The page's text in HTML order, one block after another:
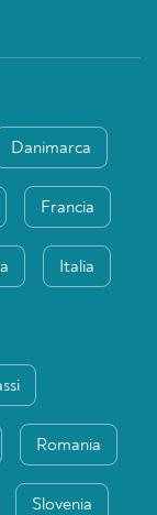
Danimarca
Francia
Italia
Romania
Slovenia